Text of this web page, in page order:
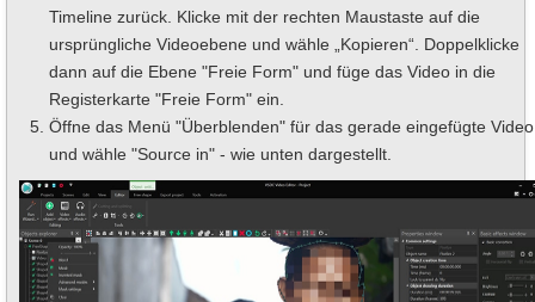
Timeline zurück. Klicke mit der rechten Maustaste auf die
ursprüngliche Videoebene und wähle „Kopieren“. Doppelklicke
dann auf die Ebene "Freie Form" und füge das Video in die
Registerkarte "Freie Form" ein.
Öffne das Menü "Überblenden" für das gerade eingefügte Video
und wähle "Source in" - wie unten dargestellt.